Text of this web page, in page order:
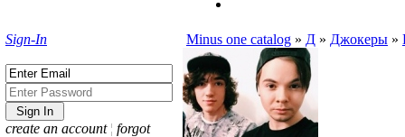
Sign-In
create an account ¦ forgot
Minus one catalog » Д » Джокеры »